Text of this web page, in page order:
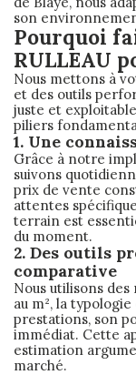
son
Pourquoi
RULLEAU
Nous mettons à
et des outils
juste et
piliers
1. Une
Grâce à notre
suivons
prix de vente
attentes
terrain est
du moment.
2. Des outils
comparative
Nous utilisons
au m², la
prestations, son
immédiat. Cette
estimation
marché.